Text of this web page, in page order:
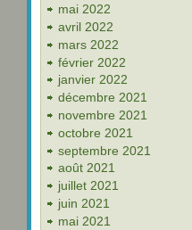
mai 2022
avril 2022
mars 2022
février 2022
janvier 2022
décembre 2021
novembre 2021
octobre 2021
septembre 2021
août 2021
juillet 2021
juin 2021
mai 2021